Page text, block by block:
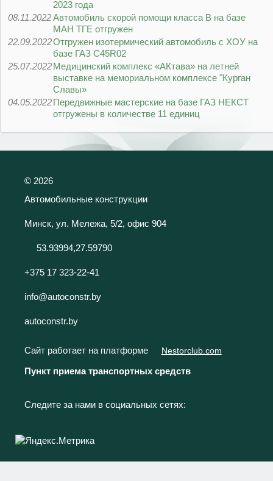
2023 года
08.11.2022Автомобиль скорой помощи класса В на базе
МАН ТГЕ отгружен
22.09.2022Отгружен изотермический автомобиль с ХОУ на
базе ГАЗ С45R02
25.07.2022Медицинский комплекс «АКтава» на летней
выставке на мемориальном комплексе "Курган
Славы»
04.05.2022Передвижные мастерские на базе ГАЗ НЕКСТ
отгружены в количестве 11 единиц
© 2026
Автомобильные конструкции
Минск, ул. Мележа, 5/2, офис 904
53.93994,27.59790
+375 17 323-22-41
info@autoconstr.by
autoconstr.by
Сайт работает на платформе Nestorclub.com
Пункт приема транспортных средств
Следите за нами в социальных сетях: